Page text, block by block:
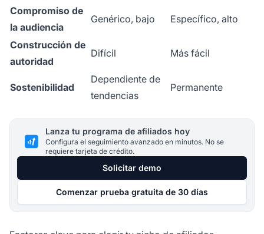
Compromiso de
la audiencia
Genérico, bajo Específico, alto
Construcción de
autoridad
Difícil Más fácil
Sostenibilidad
Dependiente de
tendencias
Permanente
Lanza tu programa de afiliados hoy
Configura el seguimiento avanzado en minutos. No se
requiere tarjeta de crédito.
Solicitar demo
Comenzar prueba gratuita de 30 días